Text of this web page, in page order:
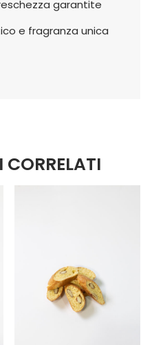
garantite
e fragranza unica
CORRELATI